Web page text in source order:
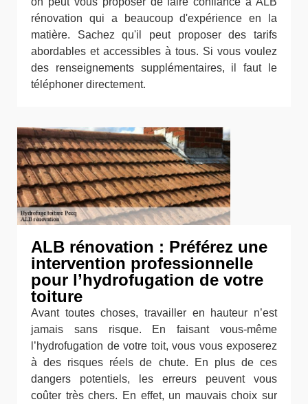
rénovation qui a beaucoup d'expérience en la
matière. Sachez qu'il peut proposer des tarifs
abordables et accessibles à tous. Si vous voulez
des renseignements supplémentaires, il faut le
téléphoner directement.
ALB rénovation : Préférez une
intervention professionnelle
pour l’hydrofugation de votre
toiture
Avant toutes choses, travailler en hauteur n’est
jamais sans risque. En faisant vous-même
l’hydrofugation de votre toit, vous vous exposerez
à des risques réels de chute. En plus de ces
dangers potentiels, les erreurs peuvent vous
coûter très chers. En effet, un mauvais choix sur